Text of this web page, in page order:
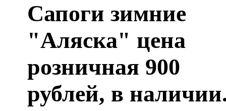
Сапоги зимние
"Аляска" цена
розничная 900
рублей, в